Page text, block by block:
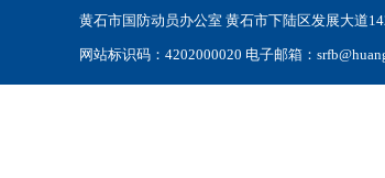
黄石市国防动员办公室 黄石市下陆区发展大道
网站标识码：4202000020 电子邮箱：